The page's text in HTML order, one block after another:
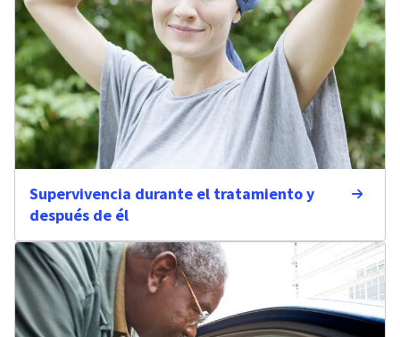
Supervivencia durante el tratamiento y
después de él